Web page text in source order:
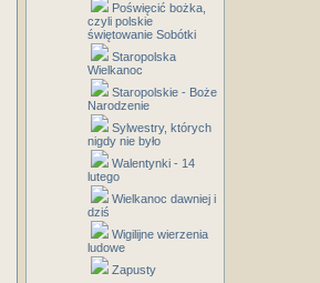
Poświęcić bożka,
czyli polskie
świętowanie Sobótki
Staropolska
Wielkanoc
Staropolskie - Boże
Narodzenie
Sylwestry, których
nigdy nie było
Walentynki - 14
lutego
Wielkanoc dawniej i
dziś
Wigilijne wierzenia
ludowe
Zapusty